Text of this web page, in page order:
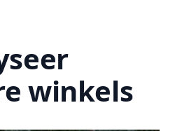
winkels